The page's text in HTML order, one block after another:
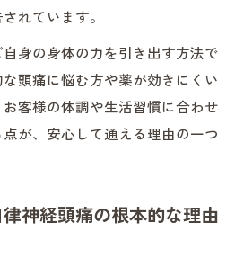
整体が自律神経に与える影響
肉の緊張緩和が頭痛改善に繋
れています。
身の身体の力を引き出す方法で
頭痛に悩む方や薬が効きにくい
客様の体調や生活習慣に合わせ
が、安心して通える理由の一つ
神経頭痛の根本的な理由